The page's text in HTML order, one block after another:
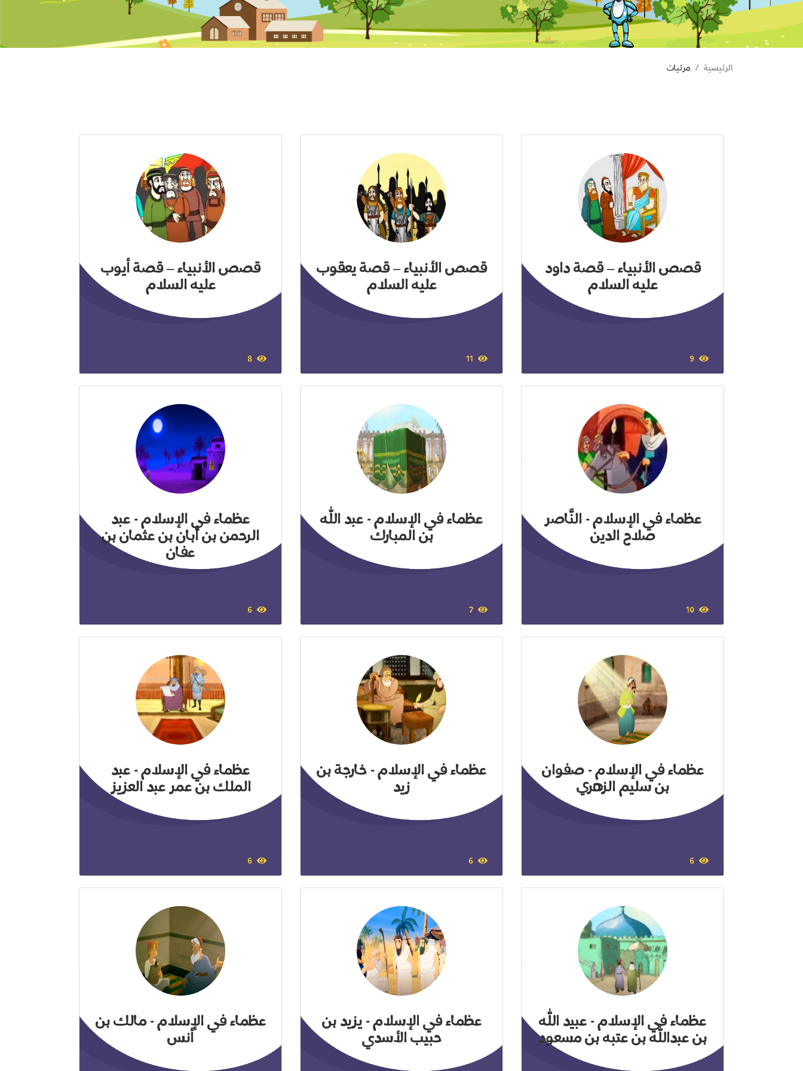
الرئيسية مرئيات
قصص الأنبياء – قصة داود
عليه السلام
قصص الأنبياء – قصة يعقوب
عليه السلام
قصص الأنبياء – قصة أيوب
عليه السلام
عظماء في الإسلام - النَّاصر
صلاح الدين
عظماء في الإسلام - عبد الله
بن المبارك
عظماء في الإسلام - عبد
الرحمن بن أبان بن عثمان بن
عفان
عظماء في الإسلام - صفوان
بن سليم الزهري
عظماء في الإسلام - خارجة بن
زيد
عظماء في الإسلام - عبد
الملك بن عمر عبد العزيز
عظماء في الإسلام - عبيد الله
بن عبدالله بن عتبه بن مسعود
عظماء في الإسلام - يزيد بن
حبيب الأسدي
عظماء في الإسلام - مالك بن
أنس